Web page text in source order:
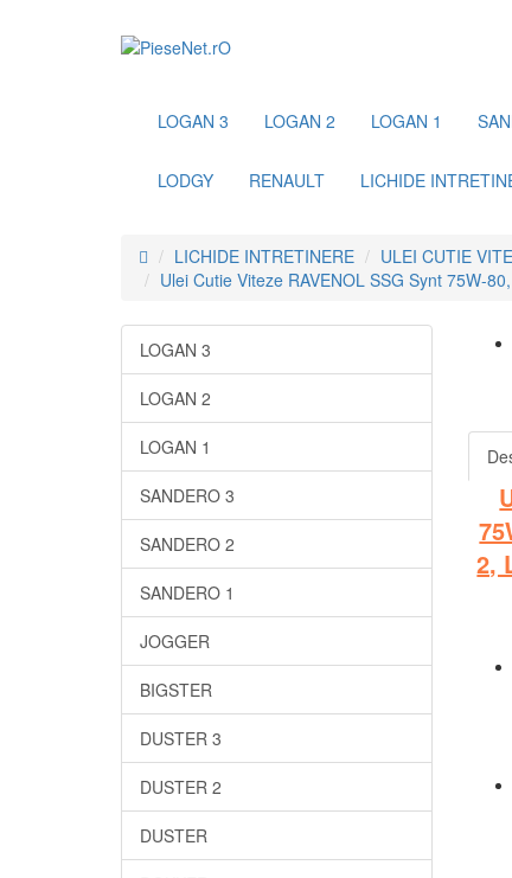
LOGAN 3 LOGAN 2 LOGAN 1
LODGY RENAULT LICHIDE
LICHIDE INTRETINERE
ULEI CUTIE
Ulei Cutie Viteze RAVENOL SSG Synt 75W-
LOGAN 3
LOGAN 2
LOGAN 1
SANDERO 3
SANDERO 2
SANDERO 1
JOGGER
BIGSTER
DUSTER 3
DUSTER 2
DUSTER
2,